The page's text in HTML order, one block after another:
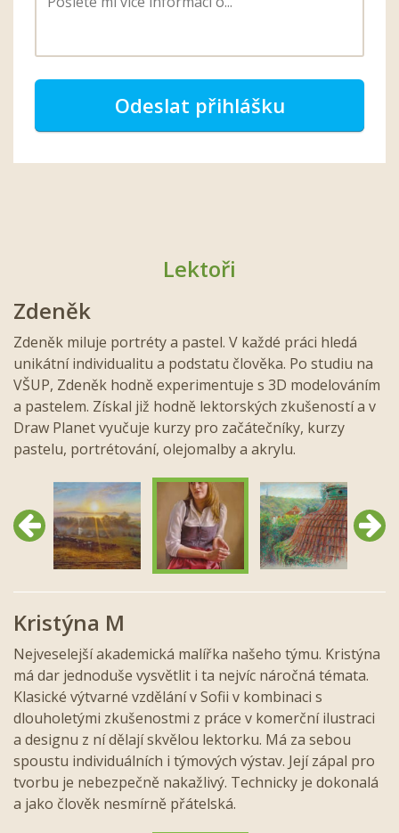
Odeslat přihlášku
Lektoři
Zdeněk
Zdeněk miluje portréty a pastel. V každé práci hledá
unikátní individualitu a podstatu člověka. Po studiu na
VŠUP, Zdeněk hodně experimentuje s 3D modelováním
a pastelem. Získal již hodně lektorských zkušeností a v
Draw Planet vyučuje kurzy pro začátečníky, kurzy
pastelu, portrétování, olejomalby a akrylu.
Předchozí Další
Kristýna M
Nejveselejší akademická malířka našeho týmu. Kristýna
má dar jednoduše vysvětlit i ta nejvíc náročná témata.
Klasické výtvarné vzdělání v Sofii v kombinaci s
dlouholetými zkušenostmi z práce v komerční ilustraci
a designu z ní dělají skvělou lektorku. Má za sebou
spoustu individuálních i týmových výstav. Její zápal pro
tvorbu je nebezpečně nakažlivý. Technicky je dokonalá
a jako člověk nesmírně přátelská.